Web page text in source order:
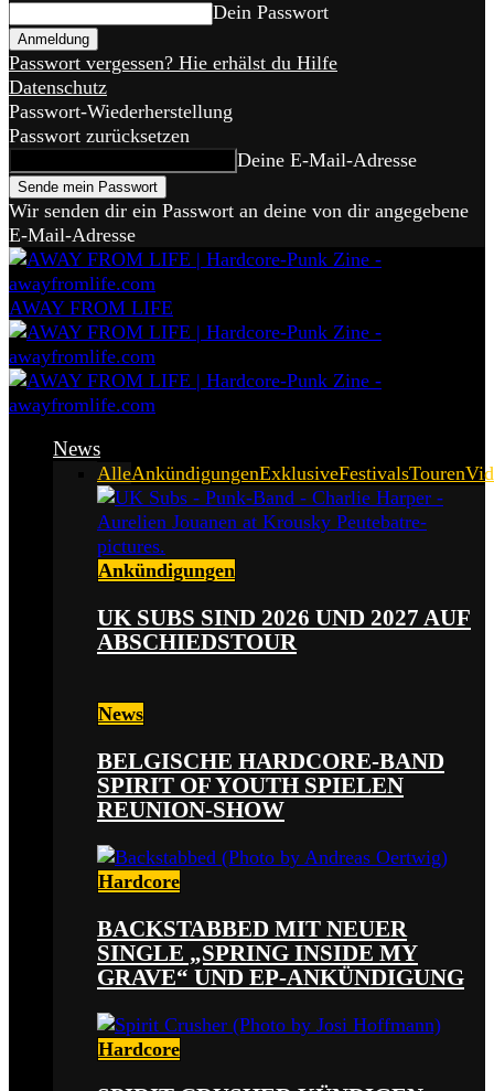
Dein Passwort
Passwort vergessen? Hie erhälst du Hilfe
Datenschutz
Passwort-Wiederherstellung
Passwort zurücksetzen
Deine E-Mail-Adresse
Wir senden dir ein Passwort an deine von dir angegebene
E-Mail-Adresse
AWAY FROM LIFE
News
AlleAnkündigungenExklusiveFestivalsTouren
Ankündigungen
UK SUBS SIND 2026 UND 2027 AUF
ABSCHIEDSTOUR
News
BELGISCHE HARDCORE-BAND
SPIRIT OF YOUTH SPIELEN
REUNION-SHOW
Hardcore
BACKSTABBED MIT NEUER
SINGLE „SPRING INSIDE MY
GRAVE“ UND EP-ANKÜNDIGUNG
Hardcore